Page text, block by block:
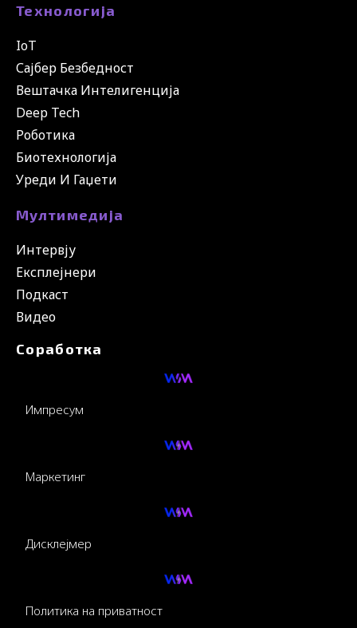
Технологија
IoT
Сајбер Безбедност
Вештачка Интелигенција
Deep Tech
Роботика
Биотехнологија
Уреди И Гаџети
Мултимедија
Интервју
Експлејнери
Подкаст
Видео
Соработка
Импресум
Маркетинг
Дисклејмер
Политика на приватност